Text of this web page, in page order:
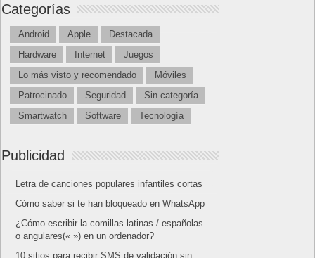
Categorías
Android Apple
Destacada
Hardware
Internet
Juegos
Lo más visto y recomendado
Móviles
Patrocinado
Seguridad
Sin categoría
Smartwatch
Software Tecnología
Publicidad
Letra de canciones populares infantiles cortas
Cómo saber si te han bloqueado en WhatsApp
¿Cómo escribir la comillas latinas / españolas
o angulares(« ») en un ordenador?
10 sitios para recibir SMS de validación sin